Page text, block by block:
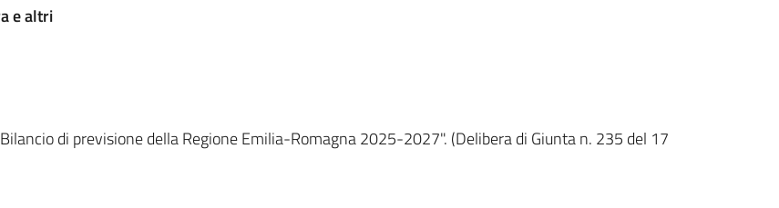
e altri
di previsione della Regione Emilia-Romagna 2025-2027". (Delibera di Giunta n. 235 del 17